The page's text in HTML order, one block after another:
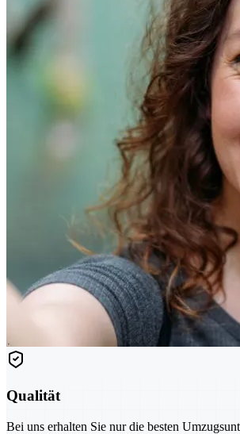
Qualität
Bei uns erhalten Sie nur die besten